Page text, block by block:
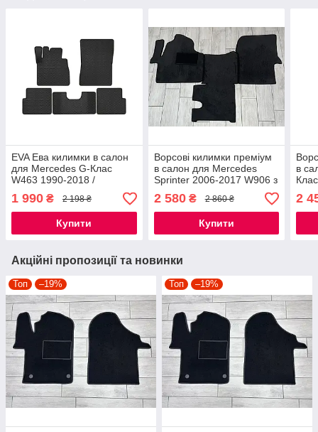
EVA Ева килимки в салон
для Mercedes G-Клас
W463 1990-2018 /
Мерседес w463 килимки
1 990 ₴ 2 198 ₴
Купити
Ворсові килимки преміум
в салон для Mercedes
Sprinter 2006-2017 W906 з
пічкою / Мерседес
Спрінтер килимки
2 580₴ 2 860 ₴
Купити
в
2
Акційні пропозиції та новинки
Топ –19% Топ –19%